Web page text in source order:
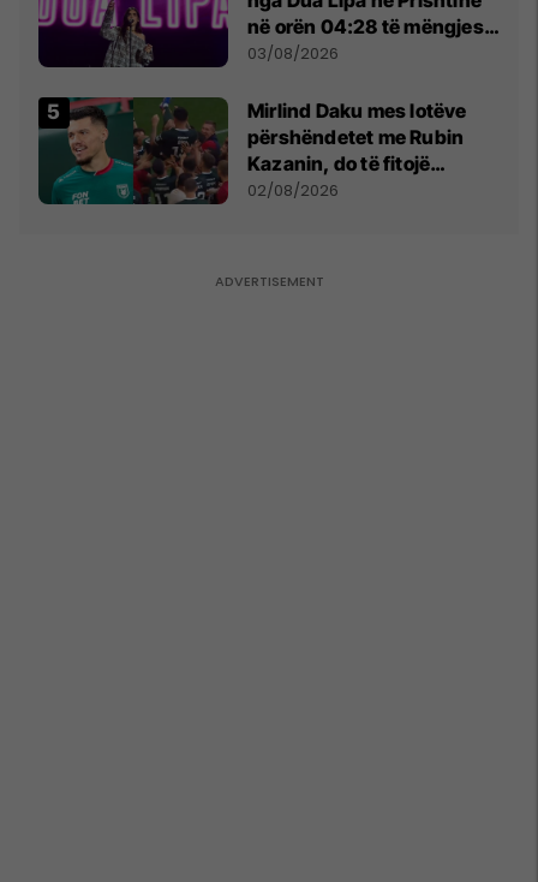
në orën 04:28 të mëngjesit
- dhe bota digjitale serbe
03/08/2026
Mirlind Daku mes lotëve
përshëndetet me Rubin
Kazanin, do të fitojë
miliona te Spartak Moska
02/08/2026